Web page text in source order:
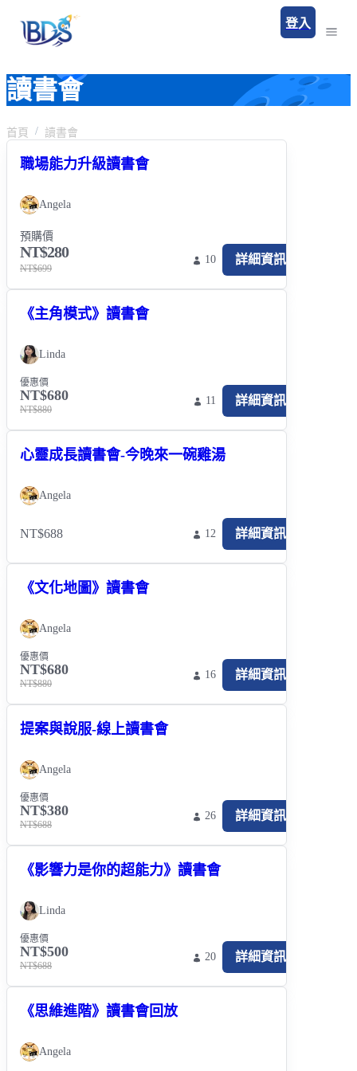
登入
讀書會
首頁 讀書會
職場能力升級讀書會
Angela
預購價
NT$280
NT$699
10 詳細資訊
《主角模式》讀書會
Linda
優惠價
NT$680
NT$880
11 詳細資訊
心靈成長讀書會-今晚來一碗雞湯
Angela
NT$688 12 詳細資訊
《文化地圖》讀書會
Angela
優惠價
NT$680
NT$880
16 詳細資訊
提案與說服-線上讀書會
Angela
優惠價
NT$380
NT$688
26 詳細資訊
《影響力是你的超能力》讀書會
Linda
優惠價
NT$500
NT$688
20 詳細資訊
《思維進階》讀書會回放
Angela